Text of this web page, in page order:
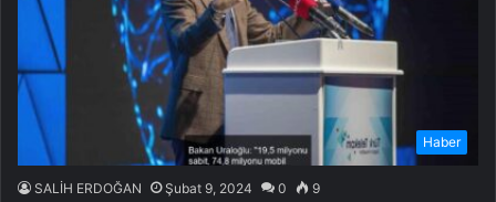
Haber
SALİH ERDOĞAN Şubat 9, 2024 0 9